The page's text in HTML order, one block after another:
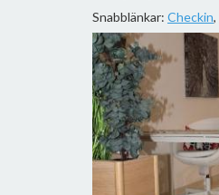
Snabblänkar: Checkin,